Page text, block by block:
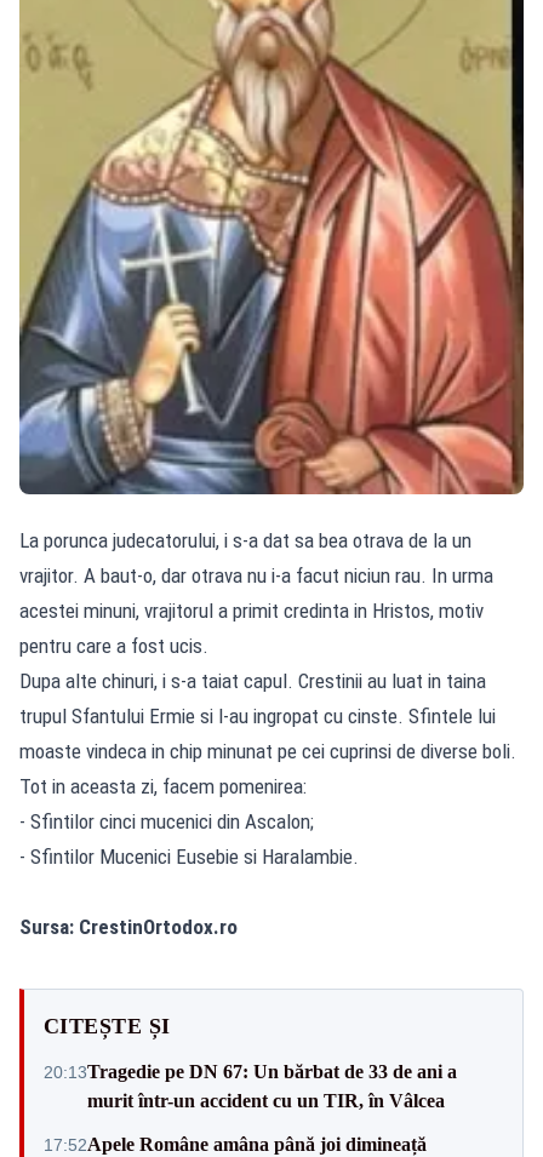
La porunca judecatorului, i s-a dat sa bea otrava de la un
vrajitor. A baut-o, dar otrava nu i-a facut niciun rau. In urma
acestei minuni, vrajitorul a primit credinta in Hristos, motiv
pentru care a fost ucis.
Dupa alte chinuri, i s-a taiat capul. Crestinii au luat in taina
trupul Sfantului Ermie si l-au ingropat cu cinste. Sfintele lui
moaste vindeca in chip minunat pe cei cuprinsi de diverse boli.
Tot in aceasta zi, facem pomenirea:
- Sfintilor cinci mucenici din Ascalon;
- Sfintilor Mucenici Eusebie si Haralambie.
Sursa: CrestinOrtodox.ro
CITEȘTE ȘI
20:13Tragedie pe DN 67: Un bărbat de 33 de ani a
murit într-un accident cu un TIR, în Vâlcea
17:52Apele Române amâna până joi dimineață